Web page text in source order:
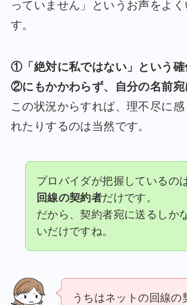
っていません」というお声をよく
す。
①「絶対に私ではない」という確
②にもかかわらず、自分の名前宛
この状況からすれば、理不尽に感
れたりするのは当然です。
プロバイダが把握しているの
回線の契約者だけです。
だから、契約者宛に送るしか
いだけですね。
うちはネットの回線の